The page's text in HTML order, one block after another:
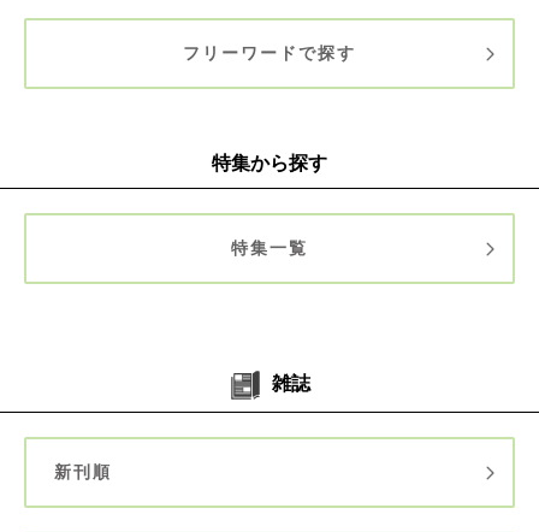
フリーワードで探す
特集から探す
特集一覧
雑誌
新刊順